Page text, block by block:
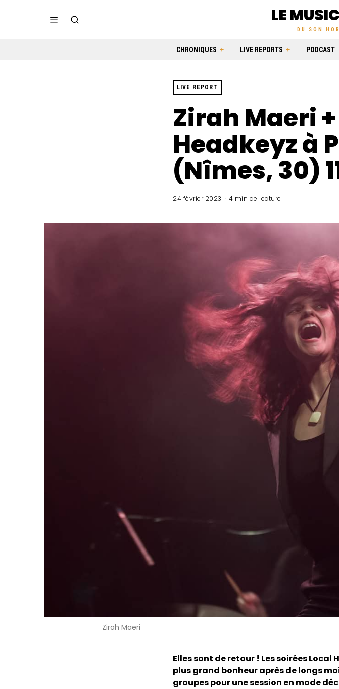
LE
DU SON
CHRONIQUES LIVE REPORTS PODCAST
LIVE REPORT
Zirah Maeri +
Headkeyz à
(Nîmes, 30)
24 février 2023 4 min de lecture
Zirah Maeri
Elles sont de retour ! Les soirées
plus grand bonheur après de longs
groupes pour une session en mode